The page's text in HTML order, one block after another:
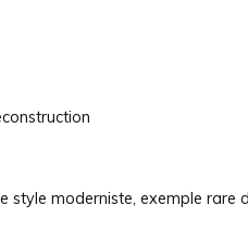
moderniste, exemple rare